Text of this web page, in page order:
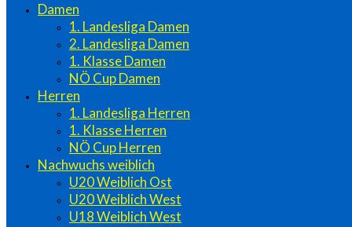
Damen
1. Landesliga Damen
2. Landesliga Damen
1. Klasse Damen
NÖ Cup Damen
Herren
1. Landesliga Herren
1. Klasse Herren
NÖ Cup Herren
Nachwuchs weiblich
U20 Weiblich Ost
U20 Weiblich West
U18 Weiblich West